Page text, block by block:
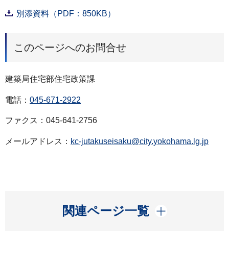
別添資料（PDF：850KB）
このページへのお問合せ
建築局住宅部住宅政策課
電話： 045-671-2922
ファクス：045-641-2756
メールアドレス： kc-jutakuseisaku@city.yokohama.lg.jp
関連ページ一覧
開く